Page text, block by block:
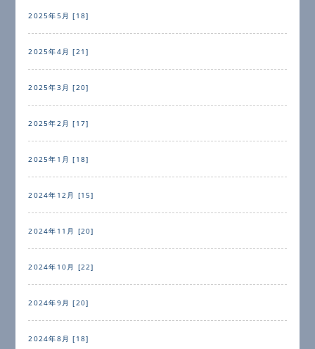
2025年5月 [18]
2025年4月 [21]
2025年3月 [20]
2025年2月 [17]
2025年1月 [18]
2024年12月 [15]
2024年11月 [20]
2024年10月 [22]
2024年9月 [20]
2024年8月 [18]